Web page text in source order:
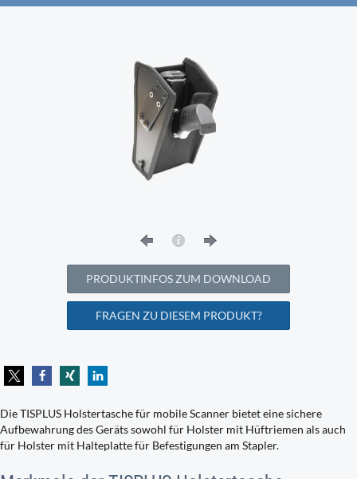
PRODUKTINFOS ZUM DOWNLOAD
FRAGEN ZU DIESEM PRODUKT?
Die TISPLUS Holstertasche für mobile Scanner bietet eine sichere
Aufbewahrung des Geräts sowohl für Holster mit Hüftriemen als auch
für Holster mit Halteplatte für Befestigungen am Stapler.